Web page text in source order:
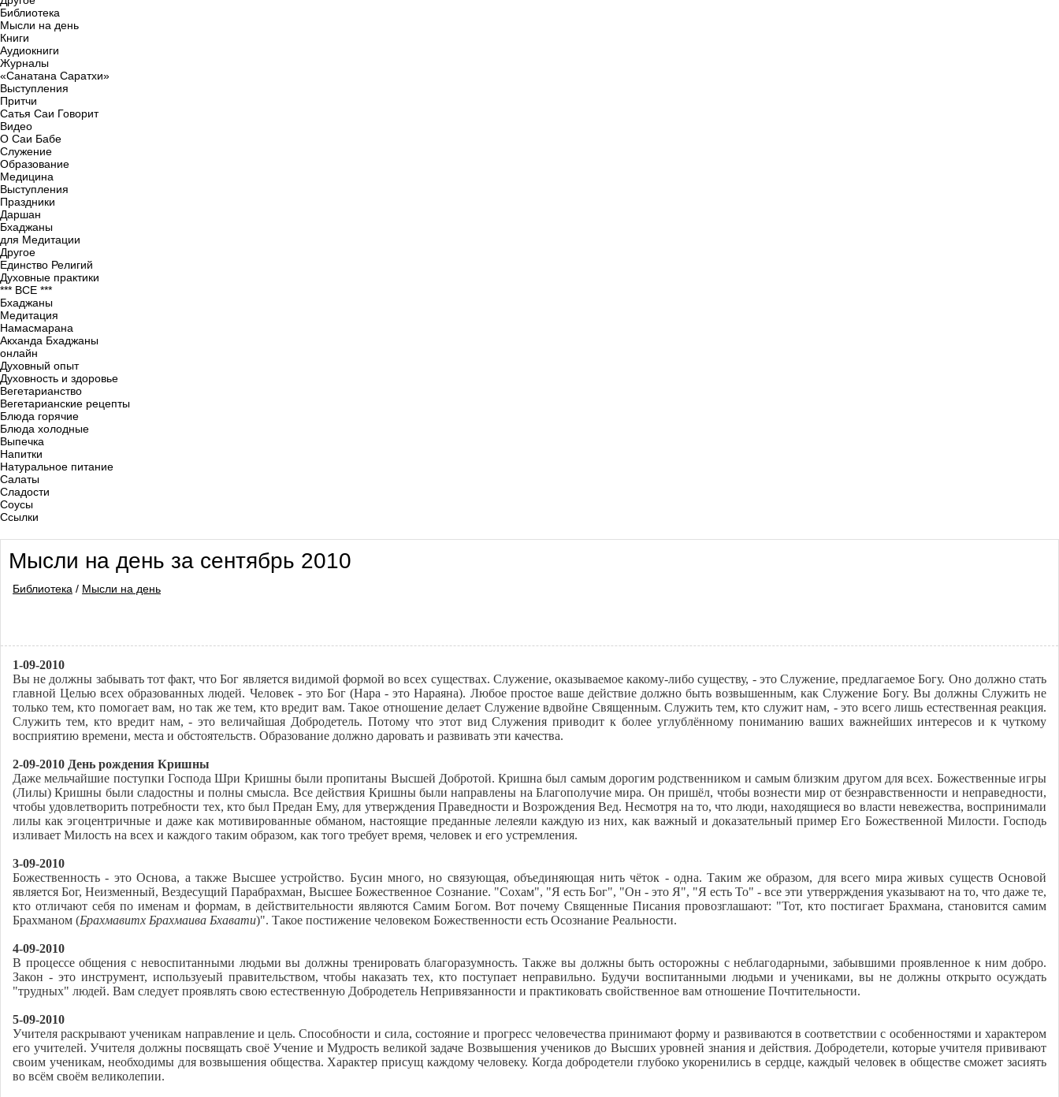
Библиотека
Мысли на день
Книги
Аудиокниги
Журналы
«Санатана Саратхи»
Выступления
Притчи
Сатья Саи Говорит
Видео
О Саи Бабе
Служение
Образование
Медицина
Выступления
Праздники
Даршан
Бхаджаны
для Медитации
Другое
Единство Религий
Духовные практики
*** ВСЕ ***
Бхаджаны
Медитация
Намасмарана
Акханда Бхаджаны
онлайн
Духовный опыт
Духовность и здоровье
Вегетарианство
Вегетарианские рецепты
Блюда горячие
Блюда холодные
Выпечка
Напитки
Натуральное питание
Салаты
Сладости
Соусы
Ссылки
Мысли на день за сентябрь 2010
Библиотека / Мысли на день
1-09-2010
Вы не должны забывать тот факт, что Бог является видимой формой во всех существах. Служение, оказываемое какому-либо существу, - это Служение, предлагаемое Богу. Оно должно стать
главной Целью всех образованных людей. Человек - это Бог (Нара - это Нараяна). Любое простое ваше действие должно быть возвышенным, как Служение Богу. Вы должны Служить не
только тем, кто помогает вам, но так же тем, кто вредит вам. Такое отношение делает Служение вдвойне Священным. Служить тем, кто служит нам, - это всего лишь естественная реакция.
Служить тем, кто вредит нам, - это величайшая Добродетель. Потому что этот вид Служения приводит к более углублённому пониманию ваших важнейших интересов и к чуткому
восприятию времени, места и обстоятельств. Образование должно даровать и развивать эти качества.
2-09-2010 День рождения Кришны
Даже мельчайшие поступки Господа Шри Кришны были пропитаны Высшей Добротой. Кришна был самым дорогим родственником и самым близким другом для всех. Божественные игры
(Лилы) Кришны были сладостны и полны смысла. Все действия Кришны были направлены на Благополучие мира. Он пришёл, чтобы вознести мир от безнравственности и неправедности,
чтобы удовлетворить потребности тех, кто был Предан Ему, для утверждения Праведности и Возрождения Вед. Несмотря на то, что люди, находящиеся во власти невежества, воспринимали
лилы как эгоцентричные и даже как мотивированные обманом, настоящие преданные лелеяли каждую из них, как важный и доказательный пример Его Божественной Милости. Господь
изливает Милость на всех и каждого таким образом, как того требует время, человек и его устремления.
3-09-2010
Божественность - это Основа, а также Высшее устройство. Бусин много, но связующая, объединяющая нить чёток - одна. Таким же образом, для всего мира живых существ Основой
является Бог, Неизменный, Вездесущий Парабрахман, Высшее Божественное Сознание. "Сохам", "Я есть Бог", "Он - это Я", "Я есть То" - все эти утверрждения указывают на то, что даже те,
кто отличают себя по именам и формам, в действительности являются Самим Богом. Вот почему Священные Писания провозглашают: "Тот, кто постигает Брахмана, становится самим
Брахманом (Брахмавитх Брахмаива Бхавати)". Такое постижение человеком Божественности есть Осознание Реальности.
4-09-2010
В процессе общения с невоспитанными людьми вы должны тренировать благоразумность. Также вы должны быть осторожны с неблагодарными, забывшими проявленное к ним добро.
Закон - это инструмент, используеый правительством, чтобы наказать тех, кто поступает неправильно. Будучи воспитанными людьми и учениками, вы не должны открыто осуждать
"трудных" людей. Вам следует проявлять свою естественную Добродетель Непривязанности и практиковать свойственное вам отношение Почтительности.
5-09-2010
Учителя раскрывают ученикам направление и цель. Способности и сила, состояние и прогресс человечества принимают форму и развиваются в соответствии с особенностями и характером
его учителей. Учителя должны посвящать своё Учение и Мудрость великой задаче Возвышения учеников до Высших уровней знания и действия. Добродетели, которые учителя прививают
своим ученикам, необходимы для возвышения общества. Характер присущ каждому человеку. Когда добродетели глубоко укоренились в сердце, каждый человек в обществе сможет засиять
во всём своём великолепии.